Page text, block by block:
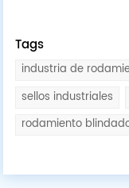
Tags
industria de
sellos industriales
rodamiento